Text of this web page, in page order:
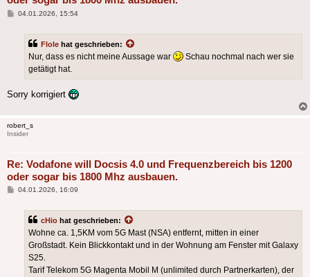
Beitrag
04.01.2026, 15:54
Flole hat geschrieben:
Nur, dass es nicht meine Aussage war
Schau nochmal nach wer sie
getätigt hat.
Sorry korrigiert
robert_s
Insider
Re: Vodafone will Docsis 4.0 und Frequenzbereich bis 1200
oder sogar bis 1800 Mhz ausbauen.
Beitrag
04.01.2026, 16:09
cHio hat geschrieben:
Wohne ca. 1,5KM vom 5G Mast (NSA) entfernt, mitten in einer
Großstadt. Kein Blickkontakt und in der Wohnung am Fenster mit Galaxy
S25.
Tarif Telekom 5G Magenta Mobil M (unlimited durch Partnerkarten), der